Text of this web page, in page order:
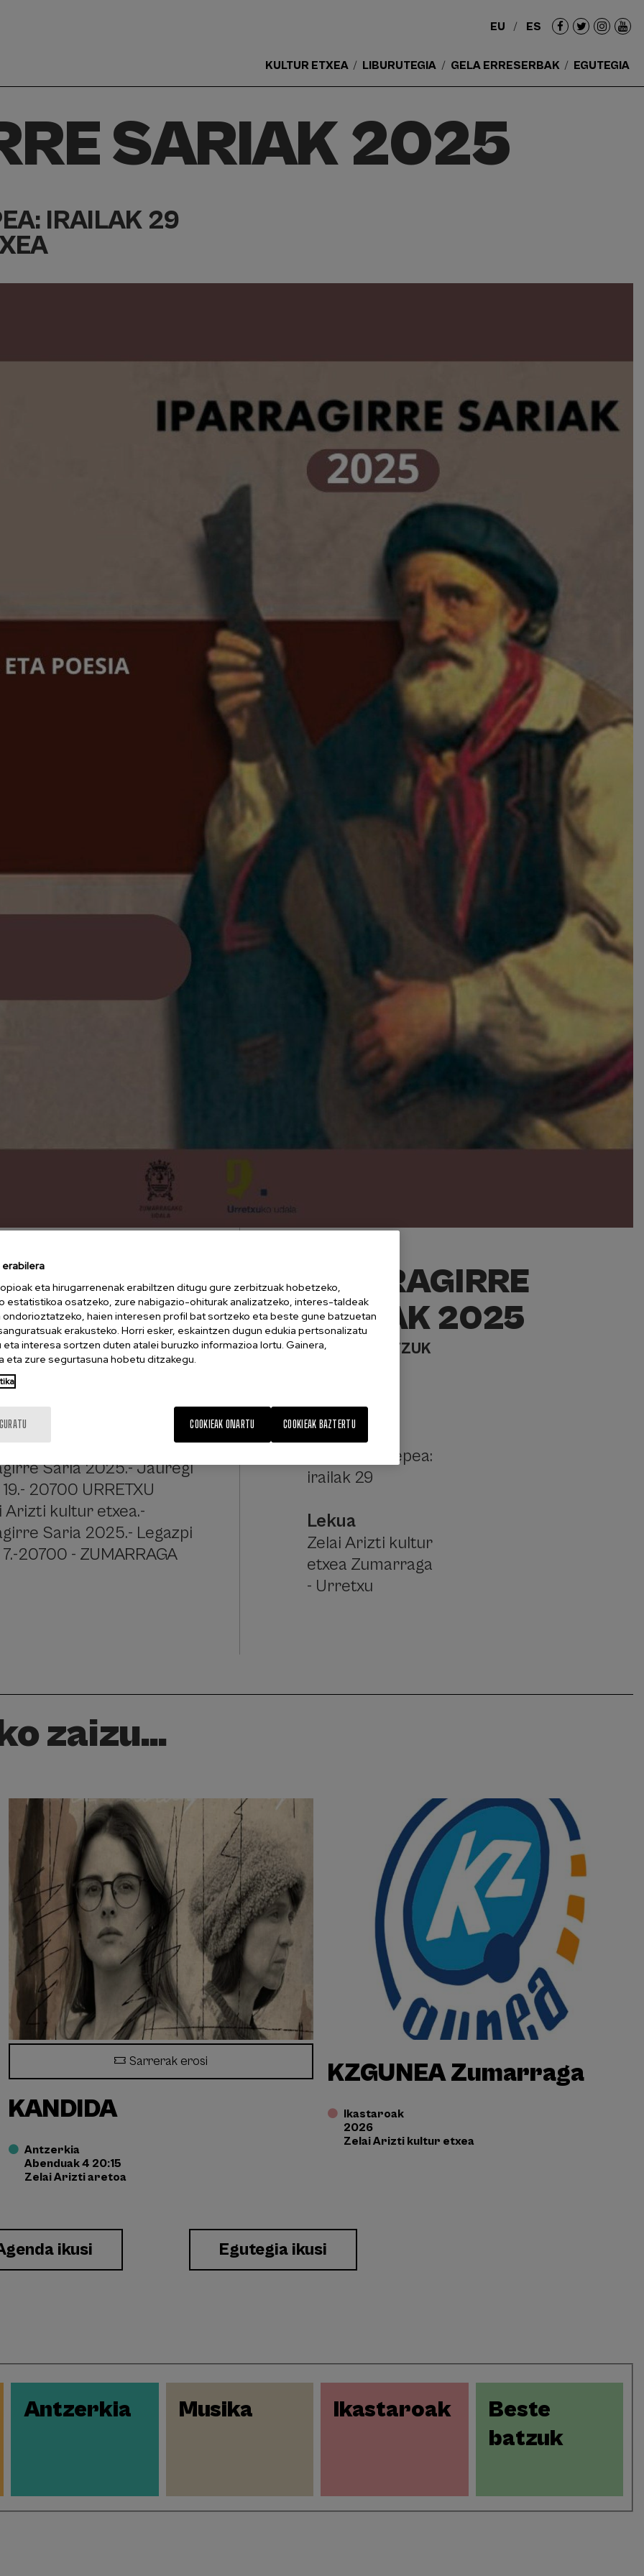
EU ES
sociales
Main
ES
KULTUR ETXEA LIBURUTEGIA GELA ERRESERBAK EGUTEGIA
SARIAK 2025
IRAILAK 29
batzordeek
SARIAK 2025
kultur etxea.-
Saria 2025.- Jauregi
20700 URRETXU
Arizti kultur etxea.-
Saria 2025.- Legazpi
kalea, 7.-20700 - ZUMARRAGA
IPARRAGIRRE
SARIAK 2025
BESTE BATZUK
Eguna
Lanak
aurkezteko epea:
irailak 29
Lekua
Zelai Arizti kultur
etxea Zumarraga
- Urretxu
zaizu...
Sarrerak erosi
KANDIDA
Antzerkia
Abenduak 4 20:15
Zelai Arizti aretoa
KZGUNEA Zumarraga
Ikastaroak
2026
Zelai Arizti kultur etxea
ikusi Egutegia ikusi
Antzerkia Musika Ikastaroak
Beste
batzuk
eta hirugarrenenak erabiltzen ditugu gure zerbitzuak hobetzeko,
estatistikoa osatzeko, zure nabigazio-ohiturak analizatzeko, interes-taldeak
ondorioztatzeko, haien interesen profil bat sortzeko eta beste gune batzuetan
erakusteko. Horri esker, eskaintzen dugun edukia pertsonalizatu
eta interesa sortzen duten atalei buruzko informazioa lortu. Gainera,
eta zure segurtasuna hobetu ditzakegu.
COOKIEAK BAZTERTU
COOKIEAK ONARTU